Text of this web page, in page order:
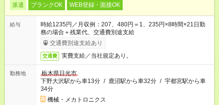
派遣 ブランクOK WEB登録・面接OK
給与
時給1235円／月収例：207、480円＝1、235円×8時間×21日勤
務の場合＋残業代、交通費別途支給
交通費別途支給あり
交通費 実費支給／当社規定あり。
勤務地
栃木県日光市
下野大沢駅から車13分 / 鹿沼駅から車32分 / 宇都宮駅から車
34分
機械・メカトロニクス